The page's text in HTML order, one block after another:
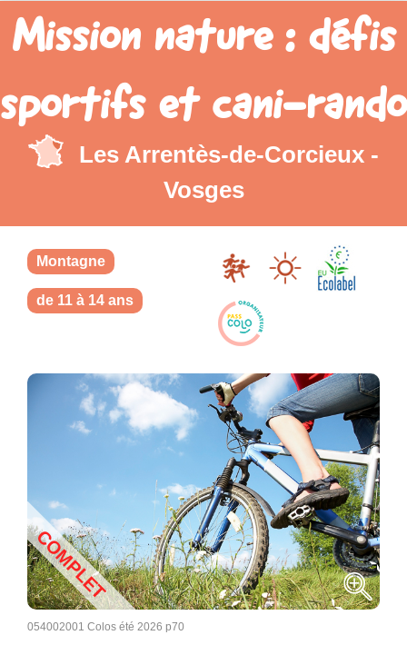
Mission nature : défis
sportifs et cani-rando
Les Arrentès-de-Corcieux -
Vosges
Montagne
de 11 à 14 ans
COMPLET
054002001 Colos été 2026 p70